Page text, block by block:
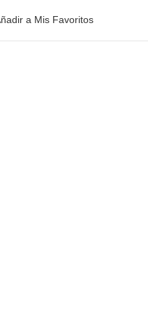
a Mis Favoritos